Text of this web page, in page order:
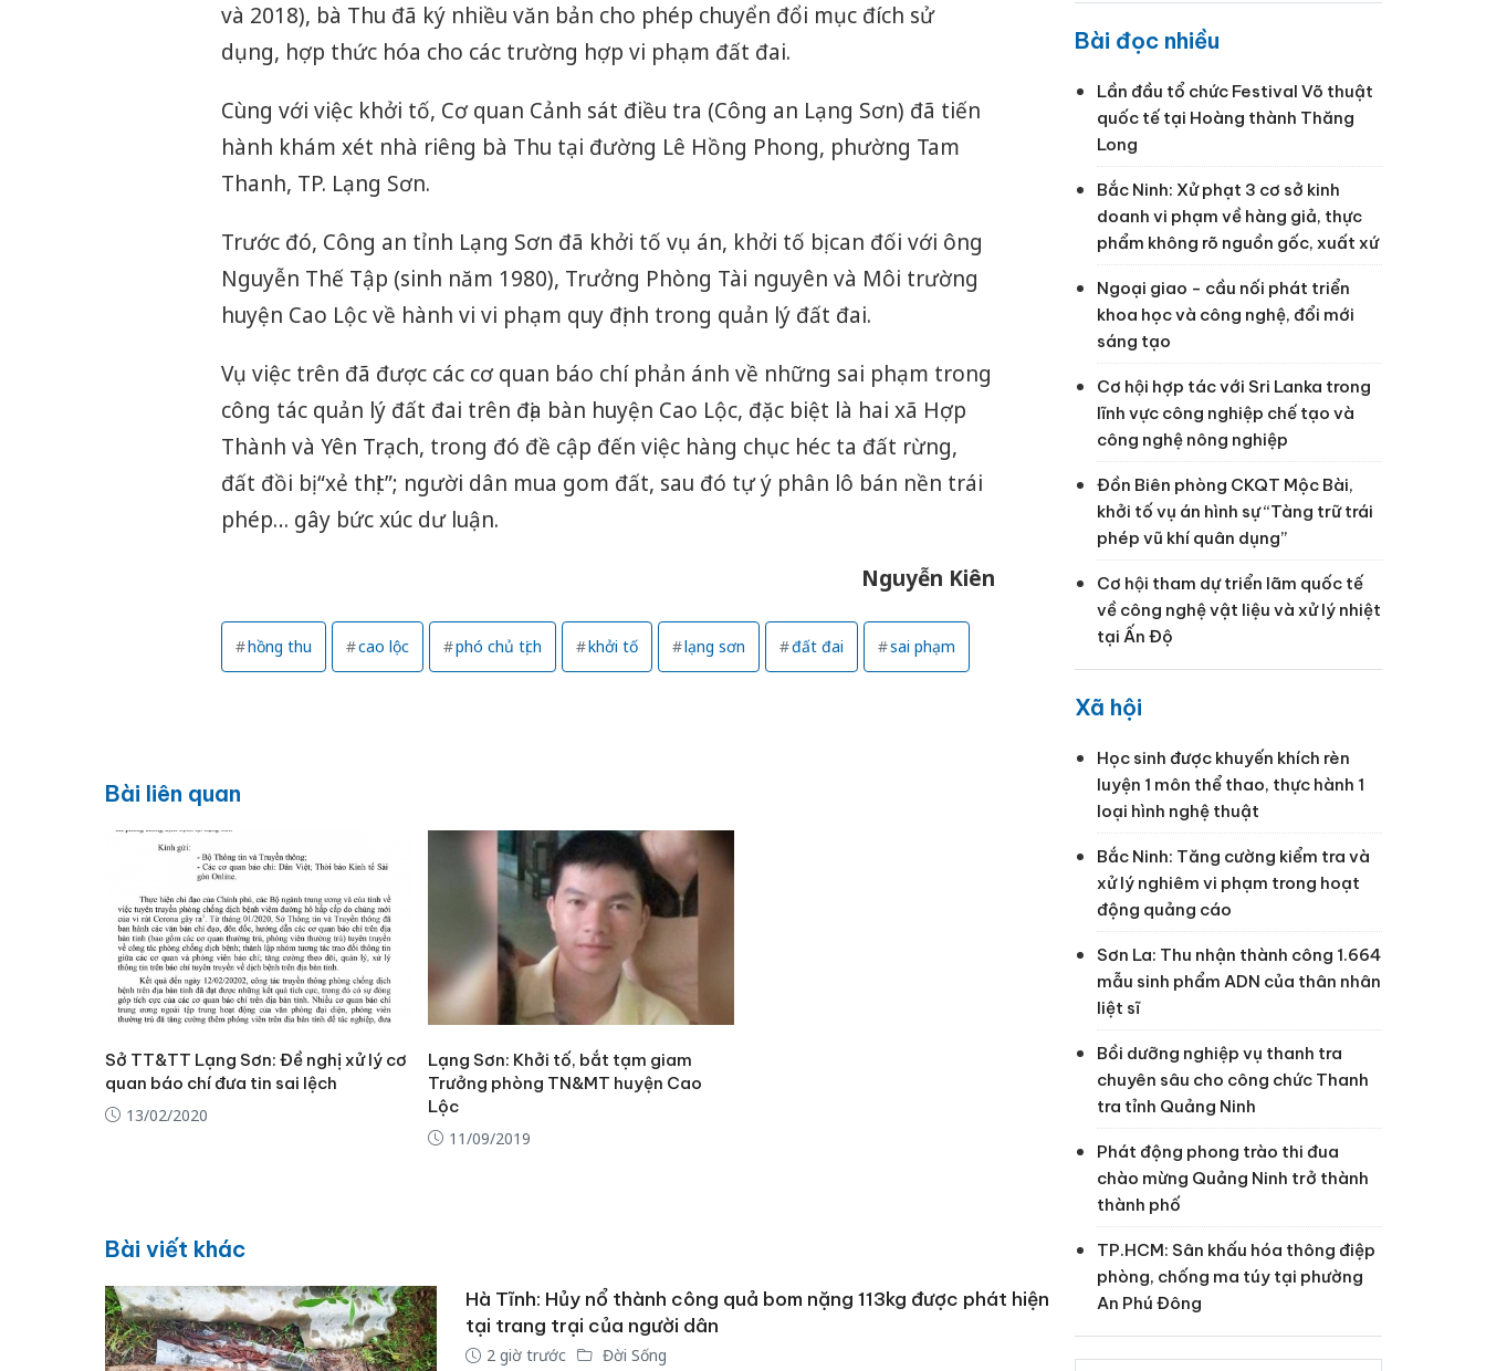
và 2018), bà Thu đã ký nhiều văn bản cho phép chuyển đổi mục đích sử
dụng, hợp thức hóa cho các trường hợp vi phạm đất đai.
Cùng với việc khởi tố, Cơ quan Cảnh sát điều tra (Công an Lạng Sơn) đã tiến
hành khám xét nhà riêng bà Thu tại đường Lê Hồng Phong, phường Tam
Thanh, TP. Lạng Sơn.
Trước đó, Công an tỉnh Lạng Sơn đã khởi tố vụ án, khởi tố bị can đối với ông
Nguyễn Thế Tập (sinh năm 1980), Trưởng Phòng Tài nguyên và Môi trường
huyện Cao Lộc về hành vi vi phạm quy định trong quản lý đất đai.
Vụ việc trên đã được các cơ quan báo chí phản ánh về những sai phạm trong
công tác quản lý đất đai trên địa bàn huyện Cao Lộc, đặc biệt là hai xã Hợp
Thành và Yên Trạch, trong đó đề cập đến việc hàng chục héc ta đất rừng,
đất đồi bị “xẻ thịt”; người dân mua gom đất, sau đó tự ý phân lô bán nền trái
phép… gây bức xúc dư luận.
Nguyễn Kiên
hồng thu cao lộc phó chủ tịch khởi tố lạng sơn đất đai sai phạm
Bài liên quan
Sở TT&TT Lạng Sơn: Đề nghị xử lý cơ
quan báo chí đưa tin sai lệch
13/02/2020
Lạng Sơn: Khởi tố, bắt tạm giam
Trưởng phòng TN&MT huyện Cao
Lộc
11/09/2019
Bài viết khác
Hà Tĩnh: Hủy nổ thành công quả bom nặng 113kg được phát hiện
tại trang trại của người dân
2 giờ trước Đời Sống
Bài đọc nhiều
Lần đầu tổ chức Festival Võ thuật
quốc tế tại Hoàng thành Thăng
Long
Bắc Ninh: Xử phạt 3 cơ sở kinh
doanh vi phạm về hàng giả, thực
phẩm không rõ nguồn gốc, xuất xứ
Ngoại giao - cầu nối phát triển
khoa học và công nghệ, đổi mới
sáng tạo
Cơ hội hợp tác với Sri Lanka trong
lĩnh vực công nghiệp chế tạo và
công nghệ nông nghiệp
Đồn Biên phòng CKQT Mộc Bài,
khởi tố vụ án hình sự “Tàng trữ trái
phép vũ khí quân dụng”
Cơ hội tham dự triển lãm quốc tế
về công nghệ vật liệu và xử lý nhiệt
tại Ấn Độ
Xã hội
Học sinh được khuyến khích rèn
luyện 1 môn thể thao, thực hành 1
loại hình nghệ thuật
Bắc Ninh: Tăng cường kiểm tra và
xử lý nghiêm vi phạm trong hoạt
động quảng cáo
Sơn La: Thu nhận thành công 1.664
mẫu sinh phẩm ADN của thân nhân
liệt sĩ
Bồi dưỡng nghiệp vụ thanh tra
chuyên sâu cho công chức Thanh
tra tỉnh Quảng Ninh
Phát động phong trào thi đua
chào mừng Quảng Ninh trở thành
thành phố
TP.HCM: Sân khấu hóa thông điệp
phòng, chống ma túy tại phường
An Phú Đông